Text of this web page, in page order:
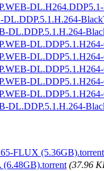
DL.DDP.5.1.H.264-
DL.DDP.5.1.H.264-
FLUX (5.36GB).torrent
(37.96